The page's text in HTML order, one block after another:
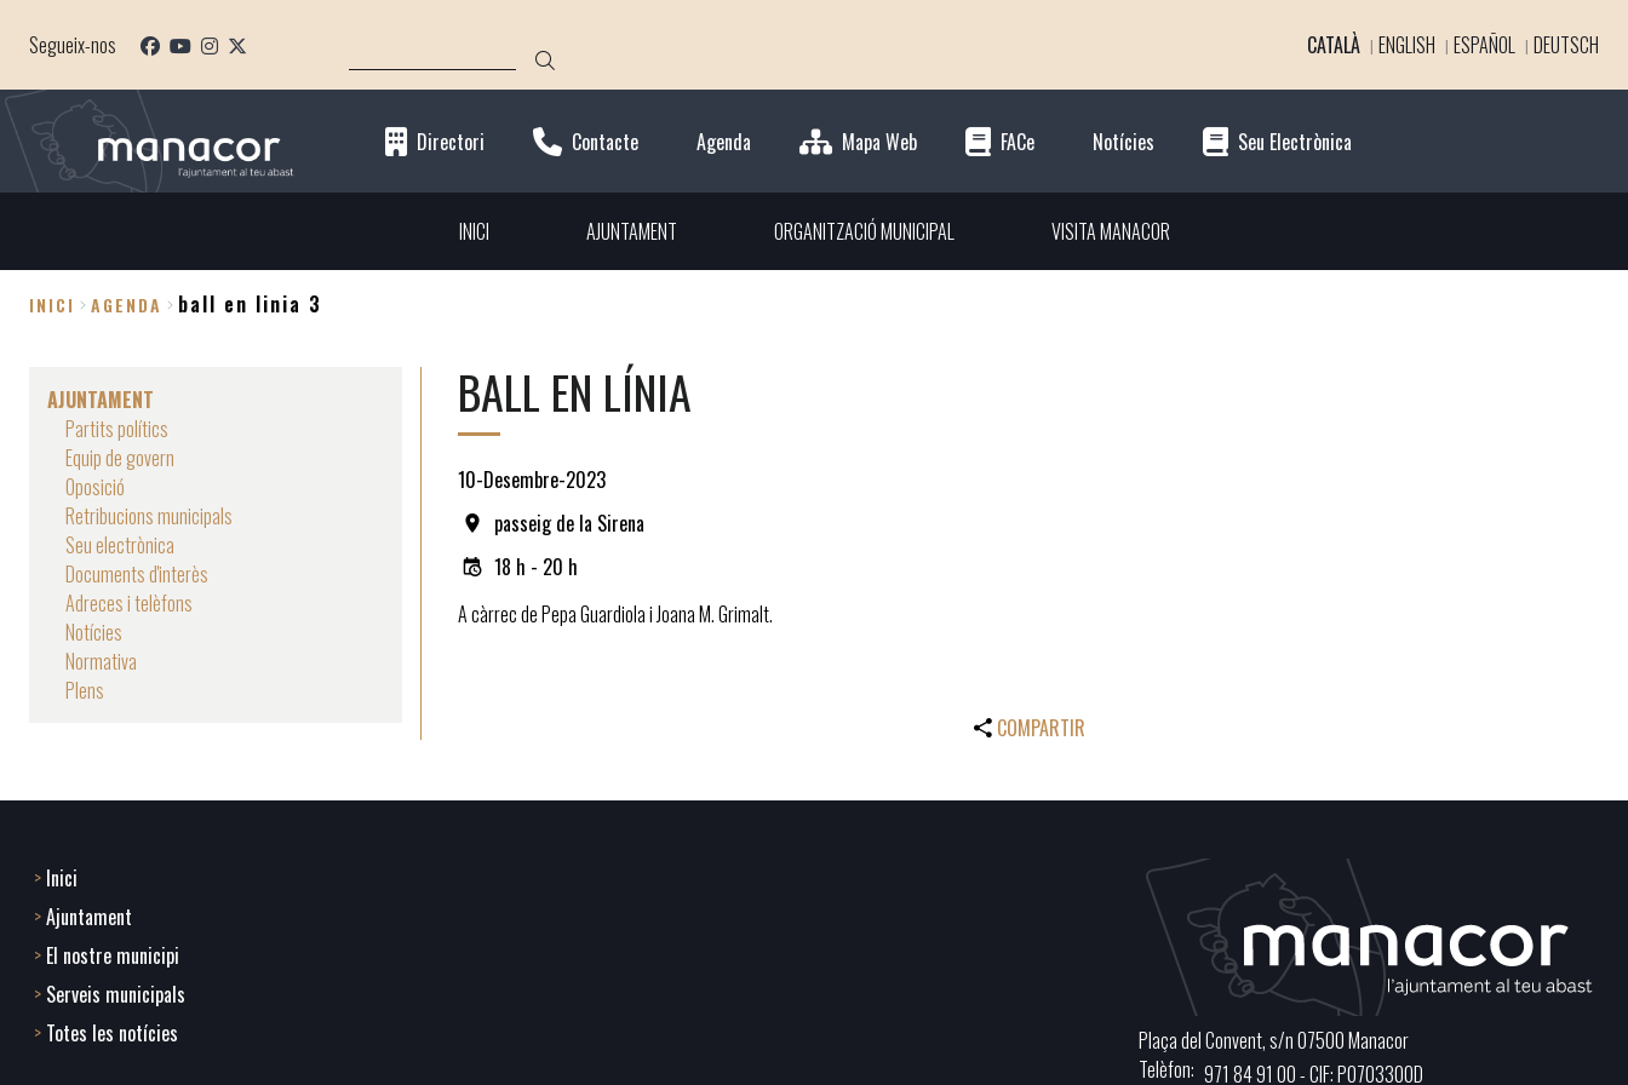
Segueix-nos CATALÀ ENGLISH ESPAÑOL DEUTSCH
Directori Contacte Agenda Mapa Web FACe Notícies Seu Electrònica
INICI AJUNTAMENT ORGANITZACIÓ MUNICIPAL VISITA MANACOR
d'Ariadna
INICI AGENDA ball en linia 3
AJUNTAMENT
Partits polítics
Equip de govern
Oposició
Retribucions municipals
Seu electrònica
Documents d'interès
Adreces i telèfons
Notícies
Normativa
Plens
BALL EN LÍNIA
10-Desembre-2023
passeig de la Sirena
18 h - 20 h
A càrrec de Pepa Guardiola i Joana M. Grimalt.
COMPARTIR
Footer
menu
1
Inici
Ajuntament
El nostre municipi
Serveis municipals
Totes les notícies
Plaça del Convent, s/n 07500 Manacor
Telèfon 971 84 91 00 - CIF: P0703300D